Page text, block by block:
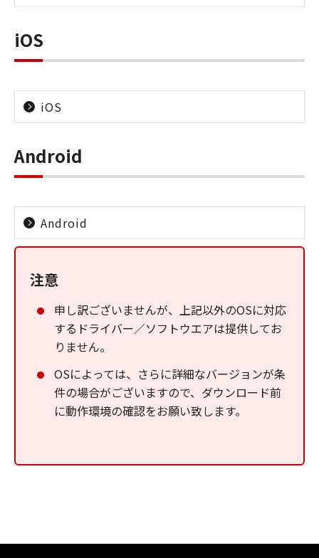
iOS
iOS
Android
Android
注意
申し訳ございませんが、上記以外のOSに対応
するドライバー／ソフトウエアは提供してお
りません。
OSによっては、さらに詳細なバージョンが条
件の場合がございますので、ダウンロード前
に動作環境の確認をお願い致します。